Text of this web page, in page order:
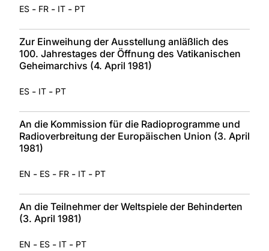
ES - FR - IT - PT
Zur Einweihung der Ausstellung anläßlich des
100. Jahrestages der Öffnung des Vatikanischen
Geheimarchivs (4. April 1981)
ES - IT - PT
An die Kommission für die Radioprogramme und
Radioverbreitung der Europäischen Union (3. April
1981)
EN - ES - FR - IT - PT
An die Teilnehmer der Weltspiele der Behinderten
(3. April 1981)
EN - ES - IT - PT